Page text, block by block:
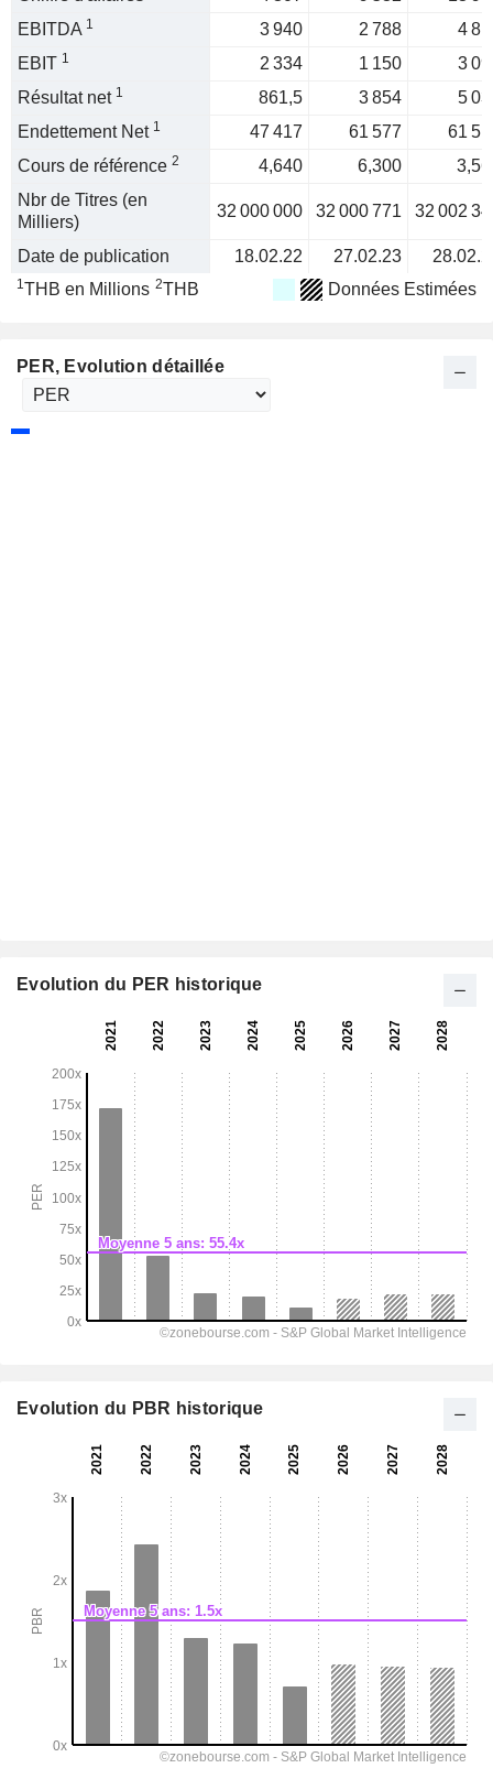
EBITDA 1 3 940 2 788
4
EBIT 1 2 334 1 150
3
Résultat net 1 861,5 3 854
5
Endettement Net 1 47 417 61 577
61
Cours de référence 2 4,640 6,300
Nbr de Titres (en
Milliers)
32 000 000 32 000 771 32 002
Date de publication 18.02.22 27.02.23
1THB en Millions 2THB Données Estimées
PER, Evolution détaillée
Evolution du PER historique
Evolution du PBR historique